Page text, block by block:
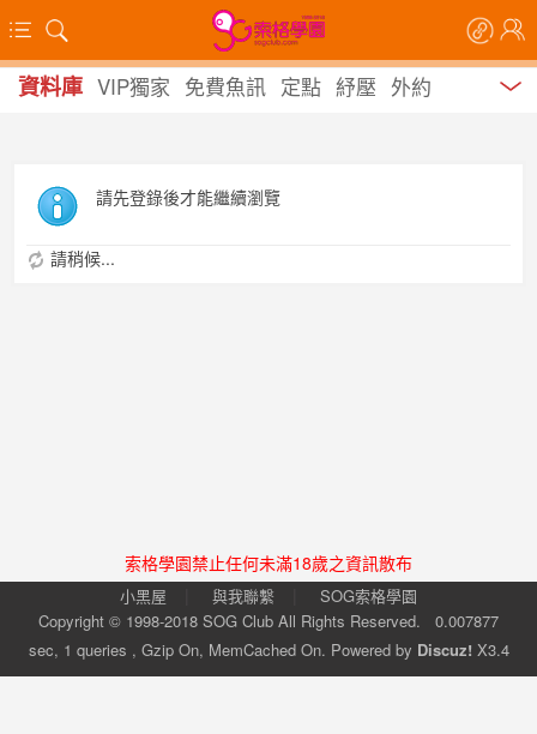
資料庫 VIP獨家 免費魚訊 定點 紓壓 外約
請先登錄後才能繼續瀏覽
請稍候...
索格學園禁止任何未滿18歲之資訊散布
小黑屋 與我聯繫
SOG索格學園
Copyright © 1998-2018 SOG Club All Rights Reserved. 0.007877
sec, 1 queries , Gzip On, MemCached On. Powered by Discuz! X3.4